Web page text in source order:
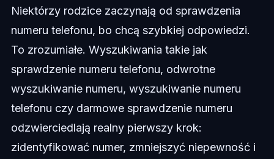
Niektórzy rodzice zaczynają od sprawdzenia
numeru telefonu, bo chcą szybkiej odpowiedzi.
To zrozumiałe. Wyszukiwania takie jak
sprawdzenie numeru telefonu, odwrotne
wyszukiwanie numeru, wyszukiwanie numeru
telefonu czy darmowe sprawdzenie numeru
odzwierciedlają realny pierwszy krok:
zidentyfikować numer, zmniejszyć niepewność i